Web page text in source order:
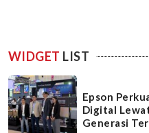
WIDGET LIST
Epson
Digital
Generasi